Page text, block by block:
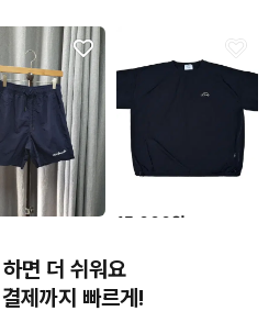
잘레스 우븐 반바
15,000원
AR 자수 반팔 피스테 바람
막이 티셔츠
면 더 쉬워요
제까지 빠르게!